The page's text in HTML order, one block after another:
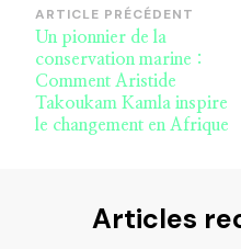
Navigation
d’article
ARTICLE PRÉCÉDENT
Un pionnier de la
conservation marine :
Comment Aristide
Takoukam Kamla inspire
le changement en Afrique
Articles